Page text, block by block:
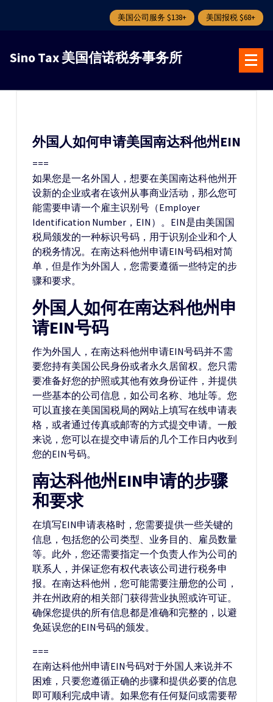
美国公司服务 $138+ 美国报税 $68+
Sino Tax 美国信诺税务事务所
外国人如何申请美国南达科他州EIN
===
如果您是一名外国人，想要在美国南达科他州开
设新的企业或者在该州从事商业活动，那么您可
能需要申请一个雇主识别号（Employer
Identification Number，EIN）。EIN是由美国国
税局颁发的一种标识号码，用于识别企业和个人
的税务情况。在南达科他州申请EIN号码相对简
单，但是作为外国人，您需要遵循一些特定的步
骤和要求。
外国人如何在南达科他州申
请EIN号码
作为外国人，在南达科他州申请EIN号码并不需
要您持有美国公民身份或者永久居留权。您只需
要准备好您的护照或其他有效身份证件，并提供
一些基本的公司信息，如公司名称、地址等。您
可以直接在美国国税局的网站上填写在线申请表
格，或者通过传真或邮寄的方式提交申请。一般
来说，您可以在提交申请后的几个工作日内收到
您的EIN号码。
南达科他州EIN申请的步骤
和要求
在填写EIN申请表格时，您需要提供一些关键的
信息，包括您的公司类型、业务目的、雇员数量
等。此外，您还需要指定一个负责人作为公司的
联系人，并保证您有权代表该公司进行税务申
报。在南达科他州，您可能需要注册您的公司，
并在州政府的相关部门获得营业执照或许可证。
确保您提供的所有信息都是准确和完整的，以避
免延误您的EIN号码的颁发。
===
在南达科他州申请EIN号码对于外国人来说并不
困难，只要您遵循正确的步骤和提供必要的信息
即可顺利完成申请。如果您有任何疑问或需要帮